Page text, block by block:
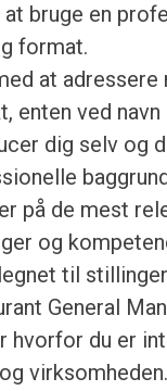
bruge en
format.
at adressere
enten ved
dig selv og
på de mest
og
til
General
hvorfor du er
virksomheden.